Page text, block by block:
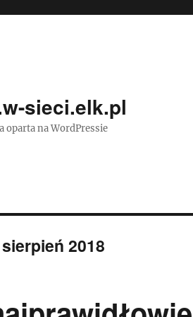
sieci.elk.pl
oparta na WordPressie
sierpień 2018